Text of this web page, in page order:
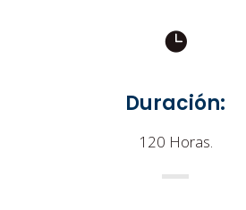
Duración:
120 Horas.